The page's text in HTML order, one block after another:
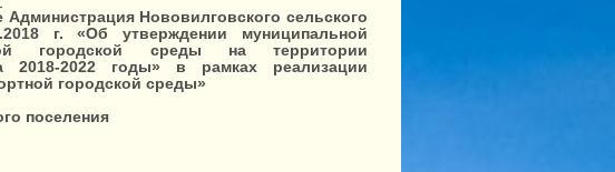
Администрация Нововилговского сельского
г. «Об утверждении муниципальной
городской среды на территории
2018-2022 годы» в рамках реализации
городской среды»
поселения